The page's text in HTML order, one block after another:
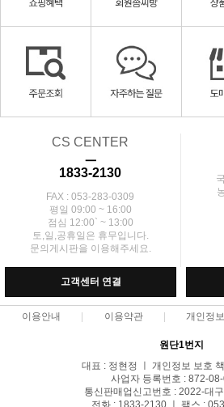
CS CENTER
ㅡ
1833-2130
FAX : 053-283-0309
평일 09:00 ~ 16:00
점심 12:00` ~ 13:00
토,일,공휴일은 휴무입니다.
문의게시판을 이용해주세요.
고객센터 연결
이용안내 이용약관 개인정
원단1번지
대표 : 정현정 ㅣ 개인정보 보호
사업자 등록번호 : 872-
통신판매업신고번호 : 2022-대